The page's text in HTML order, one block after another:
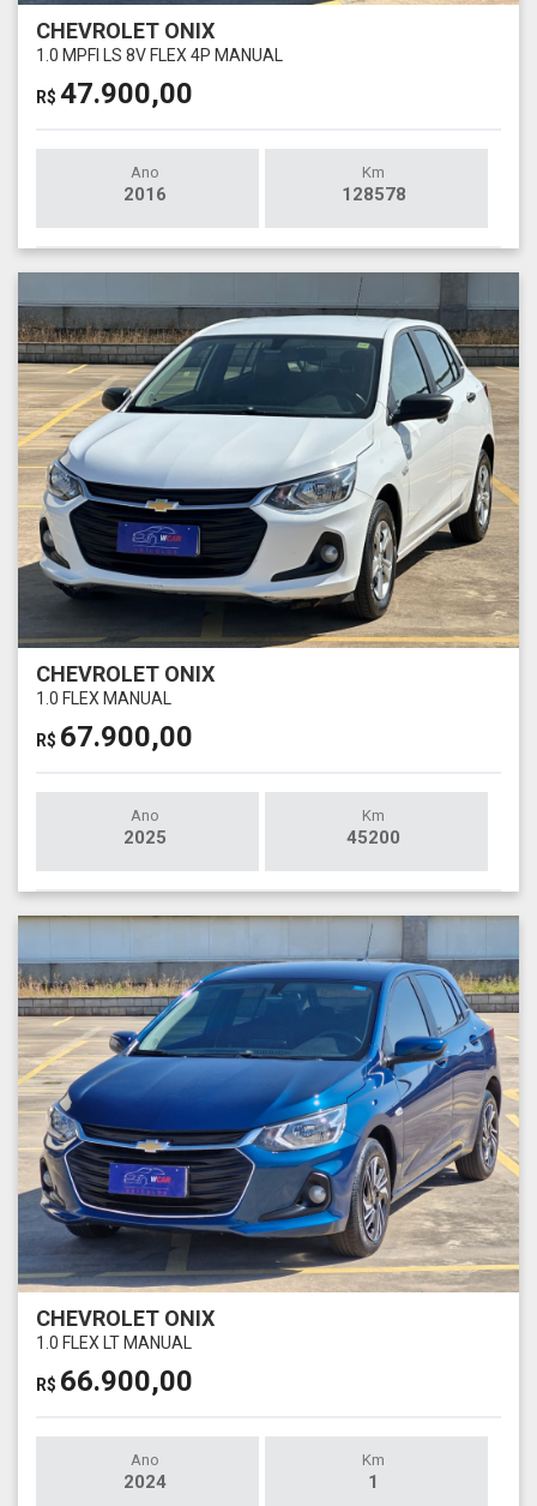
CHEVROLET ONIX
1.0 MPFI LS 8V FLEX 4P MANUAL
R$ 47.900,00
Ano
2016
Km
128578
CHEVROLET ONIX
1.0 FLEX MANUAL
R$ 67.900,00
Ano
2025
Km
45200
CHEVROLET ONIX
1.0 FLEX LT MANUAL
R$ 66.900,00
Ano
2024
Km
1